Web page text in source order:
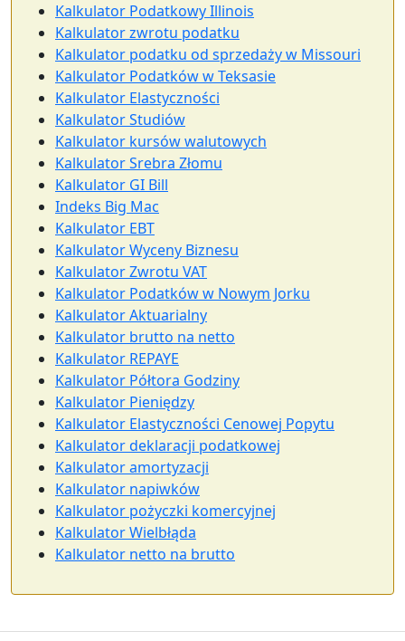
Kalkulator Podatkowy Illinois
Kalkulator zwrotu podatku
Kalkulator podatku od sprzedaży w Missouri
Kalkulator Podatków w Teksasie
Kalkulator Elastyczności
Kalkulator Studiów
Kalkulator kursów walutowych
Kalkulator Srebra Złomu
Kalkulator GI Bill
Indeks Big Mac
Kalkulator EBT
Kalkulator Wyceny Biznesu
Kalkulator Zwrotu VAT
Kalkulator Podatków w Nowym Jorku
Kalkulator Aktuarialny
Kalkulator brutto na netto
Kalkulator REPAYE
Kalkulator Półtora Godziny
Kalkulator Pieniędzy
Kalkulator Elastyczności Cenowej Popytu
Kalkulator deklaracji podatkowej
Kalkulator amortyzacji
Kalkulator napiwków
Kalkulator pożyczki komercyjnej
Kalkulator Wielbłąda
Kalkulator netto na brutto